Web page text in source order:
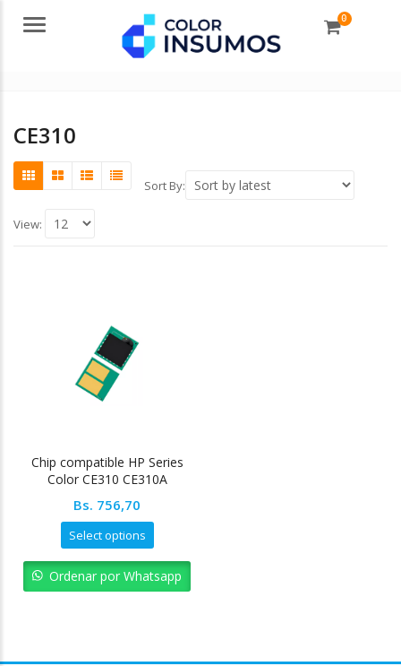
Menu 0
CE310
Sort By:
View:
Chip compatible HP Series
Color CE310 CE310A
Bs. 756,70
Select options
Ordenar por Whatsapp